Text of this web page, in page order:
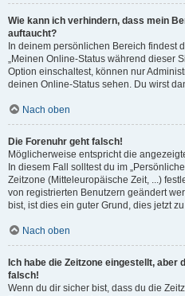
Wie kann ich verhindern, dass mein
auftaucht?
In deinem persönlichen Bereich findest
„Meinen Online-Status während dieser
Option einschaltest, können nur
deinen Online-Status sehen. Du wirst
Nach oben
Die Forenuhr geht falsch!
Möglicherweise entspricht die
In diesem Fall solltest du im
Zeitzone (Mitteleuropäische Zeit, ...)
von registrierten Benutzern geändert
bist, ist dies ein guter Grund, dies jetzt
Nach oben
Ich habe die Zeitzone eingestellt, aber
falsch!
Wenn du dir sicher bist, dass du die